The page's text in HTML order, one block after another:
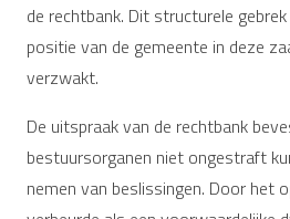
de rechtbank. Dit structurele
positie van de gemeente in deze
verzwakt.
De uitspraak van de rechtbank
bestuursorganen niet ongestraft
nemen van beslissingen. Door het